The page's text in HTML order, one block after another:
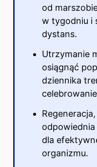
od
w tygodniu i
dystans.
Utrzymanie
osiągnąć
dziennika
dla
organizmu.